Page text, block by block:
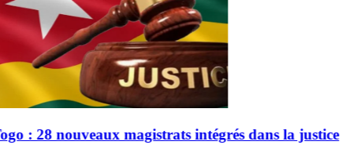
dans la justice